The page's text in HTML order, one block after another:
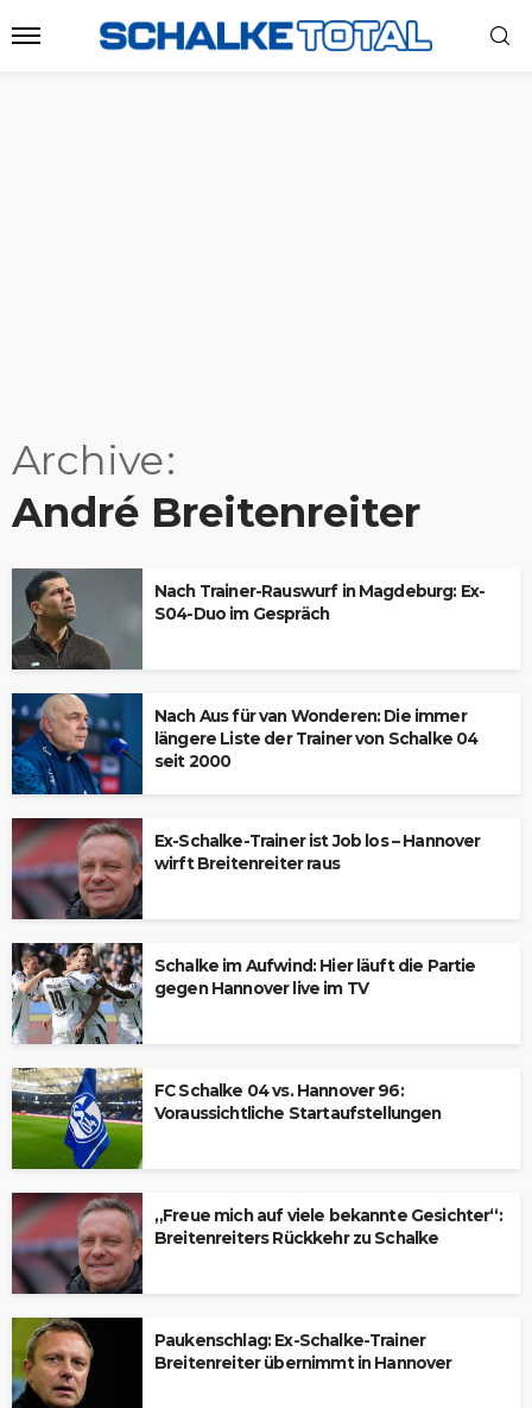
Archive
André Breitenreiter
Nach Trainer-Rauswurf in Magdeburg: Ex-
S04-Duo im Gespräch
Nach Aus für van Wonderen: Die immer
längere Liste der Trainer von Schalke 04
seit 2000
Ex-Schalke-Trainer ist Job los – Hannover
wirft Breitenreiter raus
Schalke im Aufwind: Hier läuft die Partie
gegen Hannover live im TV
FC Schalke 04 vs. Hannover 96:
Voraussichtliche Startaufstellungen
„Freue mich auf viele bekannte Gesichter“:
Breitenreiters Rückkehr zu Schalke
Paukenschlag: Ex-Schalke-Trainer
Breitenreiter übernimmt in Hannover